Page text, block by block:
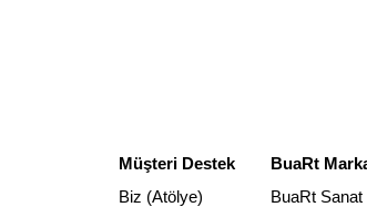
Müşteri Destek
Biz (Atölye)
BuaRt
BuaRt Sanat